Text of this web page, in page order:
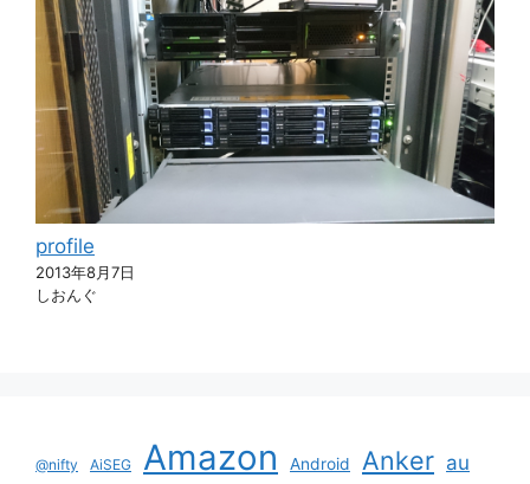
profile
2013年8月7日
しおんぐ
@nifty AiSEG Amazon Android Anker au